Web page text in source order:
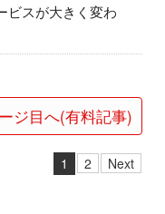
ビスが大きく変わ
ジ目へ(有料記事)
1 2 Next